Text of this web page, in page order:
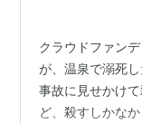
クラウドファン
が、温泉で溺死
事故に見せかけ
ど、殺すしかな